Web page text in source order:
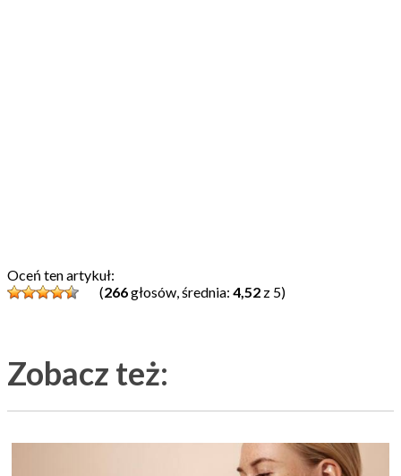
Oceń ten artykuł:
(266głosów, średnia: 4,52 z 5)
Zobacz też: